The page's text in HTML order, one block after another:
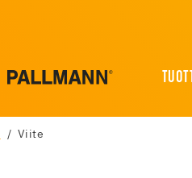
Viite